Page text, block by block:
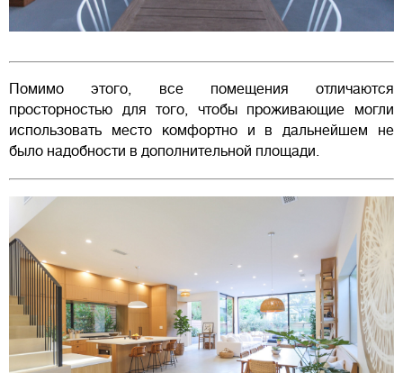
Помимо этого, все помещения отличаются
просторностью для того, чтобы проживающие могли
использовать место комфортно и в дальнейшем не
было надобности в дополнительной площади.